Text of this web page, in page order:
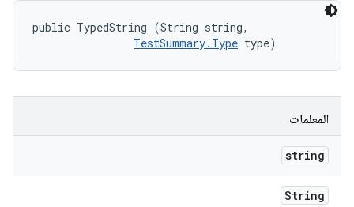
public TypedString (String string,
TestSummary.Type type)
المعلمات
string
String